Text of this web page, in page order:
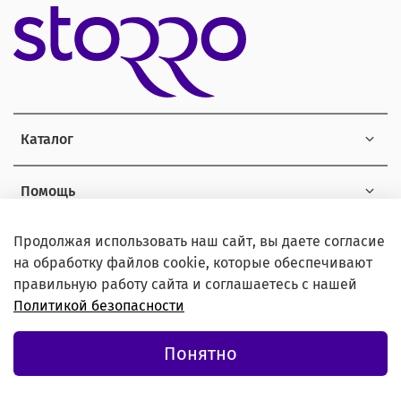
Каталог
Помощь
Информация
© 2021 Любое использование контента без письменного
разрешения запрещено
Продолжая использовать наш сайт, вы даете согласие
на обработку файлов cookie, которые обеспечивают
правильную работу сайта и соглашаетесь с нашей
Политикой безопасности
Понятно